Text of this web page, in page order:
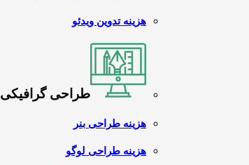
هزینه تدوین ویدئو
طراحی گرافیکی
هزینه طراحی بنر
هزینه طراحی لوگو